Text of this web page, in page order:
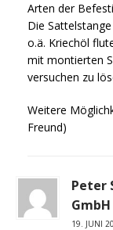
Arten der
Die
o.ä. Kriechöl
mit montierten
versuchen zu
Weitere
Freund)
Peter
GmbH
19. JUNI